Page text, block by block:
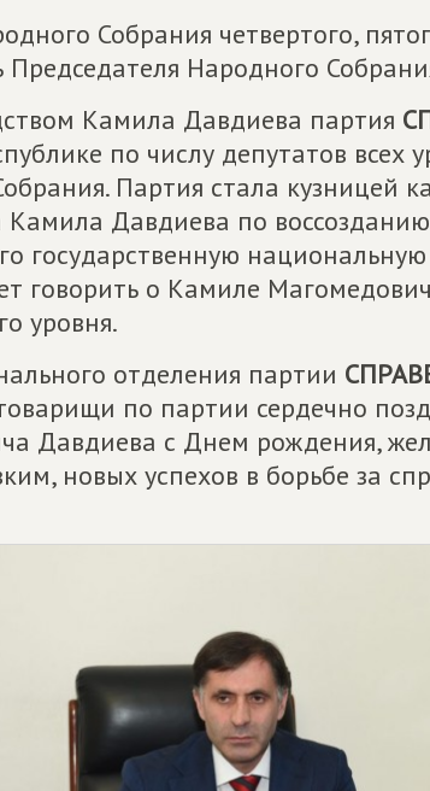
Собрания четвертого,
Председателя Народного
Камила Давдиева партия
по числу депутатов всех
Партия стала кузницей
Давдиева по
государственную
говорить о Камиле
уровня.
отделения партии
по партии сердечно
Давдиева с Днем рождения,
новых успехов в борьбе за